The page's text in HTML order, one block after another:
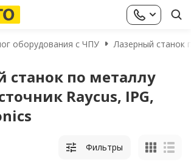
оборудования с ЧПУ Лазерный станок
станок по металлу
Raycus, IPG,
Фильтры